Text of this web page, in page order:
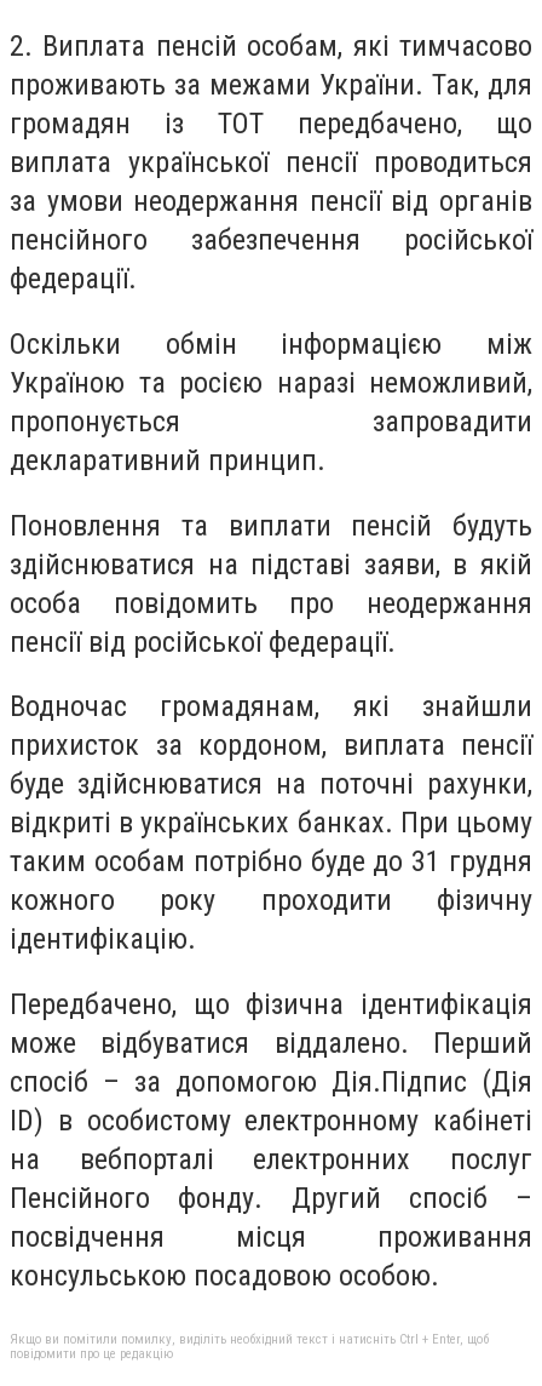
2. Виплата пенсій особам, які тимчасово
проживають за межами України. Так, для
громадян із ТОТ передбачено, що
виплата української пенсії проводиться
за умови неодержання пенсії від органів
пенсійного забезпечення російської
федерації.
Оскільки обмін інформацією між
Україною та росією наразі неможливий,
пропонується запровадити
декларативний принцип.
Поновлення та виплати пенсій будуть
здійснюватися на підставі заяви, в якій
особа повідомить про неодержання
пенсії від російської федерації.
Водночас громадянам, які знайшли
прихисток за кордоном, виплата пенсії
буде здійснюватися на поточні рахунки,
відкриті в українських банках. При цьому
таким особам потрібно буде до 31 грудня
кожного року проходити фізичну
ідентифікацію.
Передбачено, що фізична ідентифікація
може відбуватися віддалено. Перший
спосіб – за допомогою Дія.Підпис (Дія
ID) в особистому електронному кабінеті
на вебпорталі електронних послуг
Пенсійного фонду. Другий спосіб –
посвідчення місця проживання
консульською посадовою особою.
Якщо ви помітили помилку, виділіть необхідний текст і натисніть Ctrl + Enter, щоб
повідомити про це редакцію